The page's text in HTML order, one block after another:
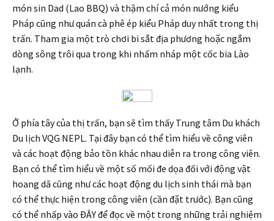
món sin Dad (Lao BBQ) và thậm chí cả món nướng kiểu
Pháp cũng như quán cà phê ép kiểu Pháp duy nhất trong thị
trấn. Tham gia một trò chơi bi sắt địa phương hoặc ngắm
dòng sông trôi qua trong khi nhấm nháp một cốc bia Lào
lạnh.
Ở phía tây của thị trấn, bạn sẽ tìm thấy Trung tâm Du khách
Du lịch VQG NEPL. Tại đây bạn có thể tìm hiểu về công viên
và các hoạt động bảo tồn khác nhau diễn ra trong công viên.
Bạn có thể tìm hiểu về một số mối đe dọa đối với động vật
hoang dã cũng như các hoạt động du lịch sinh thái mà bạn
có thể thực hiện trong công viên (cần đặt trước). Bạn cũng
có thể nhấp vào ĐÂY để đọc về một trong những trải nghiệm